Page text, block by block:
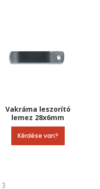
Vakráma leszorító
lemez 28x6mm
Kérdése van?